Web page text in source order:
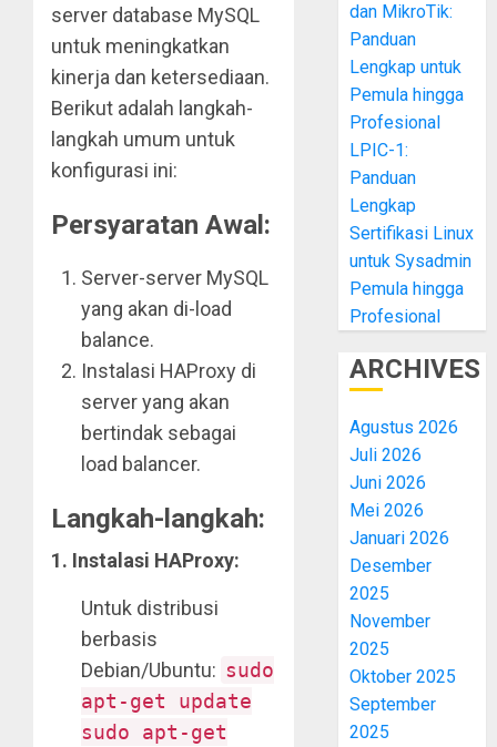
server database MySQL
untuk meningkatkan
kinerja dan ketersediaan.
Berikut adalah langkah-
langkah umum untuk
konfigurasi ini:
Persyaratan Awal:
Server-server MySQL
yang akan di-load
balance.
Instalasi HAProxy di
server yang akan
bertindak sebagai
load balancer.
Langkah-langkah:
1. Instalasi HAProxy:
Untuk distribusi
berbasis
Debian/Ubuntu: sudo
apt-get update
sudo apt-get
dan MikroTik:
Panduan
Lengkap untuk
Pemula hingga
Profesional
LPIC-1:
Panduan
Lengkap
Sertifikasi Linux
untuk Sysadmin
Pemula hingga
Profesional
ARCHIVES
Agustus 2026
Juli 2026
Juni 2026
Mei 2026
Januari 2026
Desember
2025
November
2025
Oktober 2025
September
2025